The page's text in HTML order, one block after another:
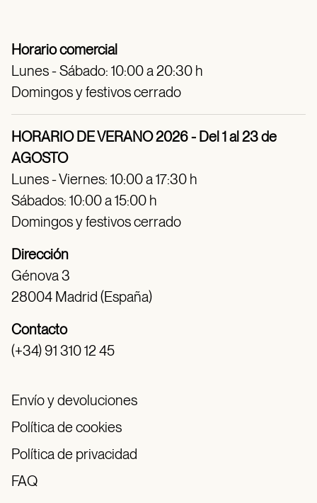
Horario comercial
Lunes - Sábado: 10:00 a 20:30 h
Domingos y festivos cerrado
HORARIO DE VERANO 2026 - Del 1 al 23 de
AGOSTO
Lunes - Viernes: 10:00 a 17:30 h
Sábados: 10:00 a 15:00 h
Domingos y festivos cerrado
Dirección
Génova 3
28004 Madrid (España)
Contacto
(+34) 91 310 12 45
Envío y devoluciones
Política de cookies
Política de privacidad
FAQ